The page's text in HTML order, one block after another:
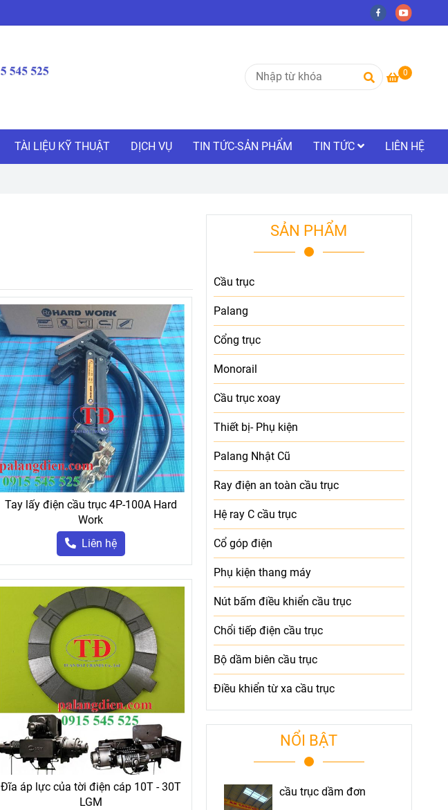
0
TÀI LIỆU KỸ THUẬT DỊCH VỤ TIN TỨC-SẢN PHẨM TIN TỨC LIÊN HỆ
Tay lấy điện cầu trục 4P-100A Hard
Work
Liên hệ
Đĩa áp lực của tời điện cáp 10T - 30T
LGM
SẢN PHẨM
Cầu trục
Palang
Cổng trục
Monorail
Cầu trục xoay
Thiết bị- Phụ kiện
Palang Nhật Cũ
Ray điện an toàn cầu trục
Hệ ray C cầu trục
Cổ góp điện
Phụ kiện thang máy
Nút bấm điều khiển cầu trục
Chổi tiếp điện cầu trục
Bộ dầm biên cầu trục
Điều khiển từ xa cầu trục
NỔI BẬT
cầu trục dầm đơn